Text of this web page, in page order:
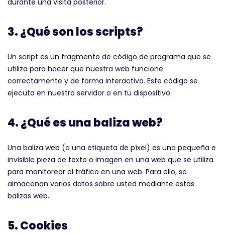
durante una visita posterior.
3. ¿Qué son los scripts?
Un script es un fragmento de código de programa que se
utiliza para hacer que nuestra web funcione
correctamente y de forma interactiva. Este código se
ejecuta en nuestro servidor o en tu dispositivo.
4. ¿Qué es una baliza web?
Una baliza web (o una etiqueta de píxel) es una pequeña e
invisible pieza de texto o imagen en una web que se utiliza
para monitorear el tráfico en una web. Para ello, se
almacenan varios datos sobre usted mediante estas
balizas web.
5. Cookies